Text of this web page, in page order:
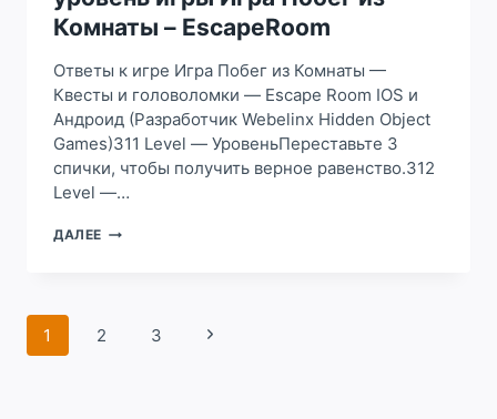
ИГРА
ПОБЕГ
КОМНАТЫ
–
ESCAPEROOM
Комнаты – EscapeRoom
Ответы к игре Игра Побег из Комнаты —
Квесты и головоломки — Escape Room IOS и
Андроид (Разработчик Webelinx Hidden Object
Games)311 Level — УровеньПереставьте 3
спички, чтобы получить верное равенство.312
Level —…
ДАЛЕЕ ОТВЕТ
314,
Навигация
по
1 2 3
Следующая